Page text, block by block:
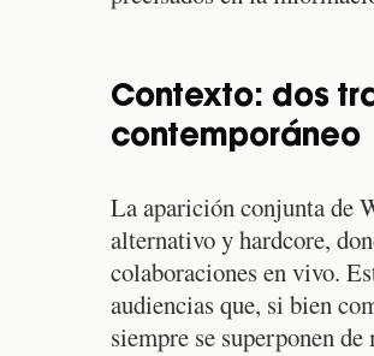
Contexto: dos
contemporáneo
La aparición conjunta de
alternativo y hardcore,
colaboraciones en vivo.
audiencias que, si bien
siempre se superponen